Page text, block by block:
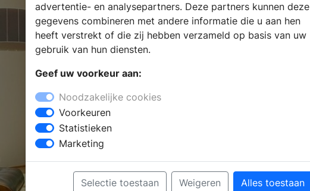
advertentie- en analysepartners. Deze partners kunnen deze
gegevens combineren met andere informatie die u aan hen
heeft verstrekt of die zij hebben verzameld op basis van uw
gebruik van hun diensten.
Geef uw voorkeur aan:
Noodzakelijke cookies
Voorkeuren
Statistieken
Marketing
Selectie toestaan Weigeren Alles toestaan